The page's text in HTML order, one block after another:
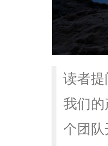
读者提
我们
个团